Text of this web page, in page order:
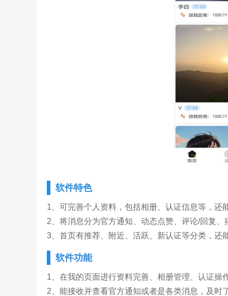
软件特色
1、可完善个人资料，包括相册、认证信息等，还
2、将消息分为官方通知、动态点赞、评论/回复
3、首页有推荐、附近、活跃、新认证等分类，还
软件功能
1、在我的页面进行资料完善、相册管理、认证
2、能接收并查看官方通知或者是各类消息，及时